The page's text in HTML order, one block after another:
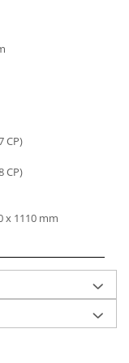
CP)
CP)
x 1110 mm